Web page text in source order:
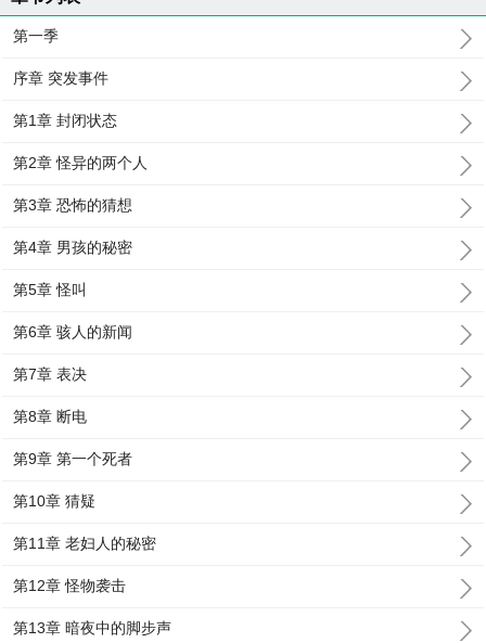
第一季
序章 突发事件
第1章 封闭状态
第2章 怪异的两个人
第3章 恐怖的猜想
第4章 男孩的秘密
第5章 怪叫
第6章 骇人的新闻
第7章 表决
第8章 断电
第9章 第一个死者
第10章 猜疑
第11章 老妇人的秘密
第12章 怪物袭击
第13章 暗夜中的脚步声